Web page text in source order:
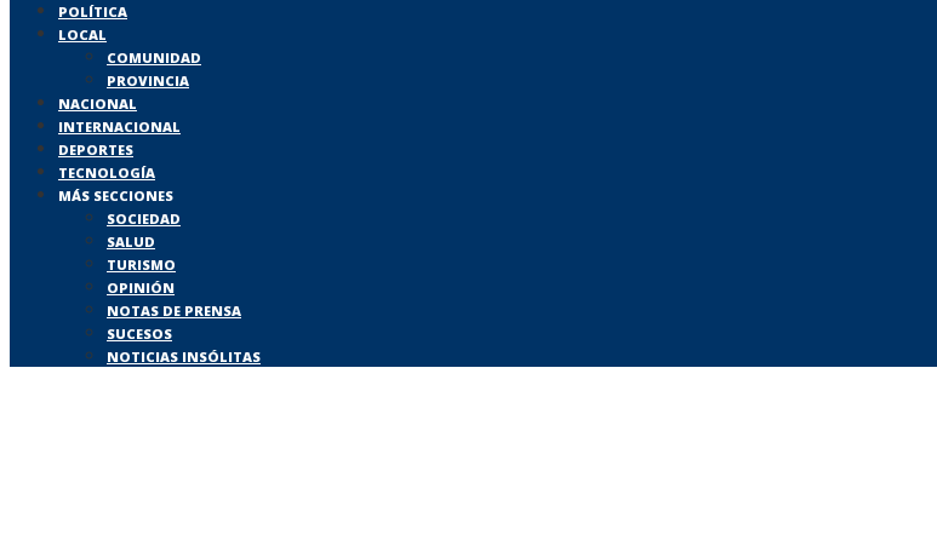
POLÍTICA
LOCAL
COMUNIDAD
PROVINCIA
NACIONAL
INTERNACIONAL
DEPORTES
TECNOLOGÍA
MÁS SECCIONES
SOCIEDAD
SALUD
TURISMO
OPINIÓN
NOTAS DE PRENSA
SUCESOS
NOTICIAS INSÓLITAS